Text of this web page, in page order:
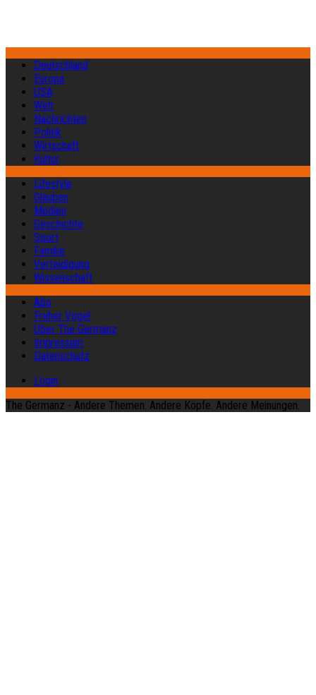
Deutschland
Europa
USA
Welt
Nachrichten
Politik
Wirtschaft
Kultur
Lifestyle
Glauben
Medien
Geschichte
Sport
Familie
Verteidigung
Wissenschaft
Abo
Früher Vogel
Über The Germanz
Impressum
Datenschutz
Login
The Germanz - Andere Themen. Andere Köpfe. Andere Meinungen.